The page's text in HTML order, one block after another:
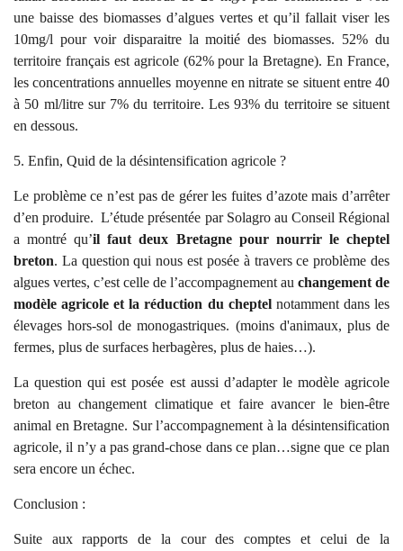
une baisse des biomasses d’algues vertes et qu’il fallait viser les
10mg/l pour voir disparaitre la moitié des biomasses. 52% du
territoire français est agricole (62% pour la Bretagne). En France,
les concentrations annuelles moyenne en nitrate se situent entre 40
à 50 ml/litre sur 7% du territoire. Les 93% du territoire se situent
en dessous.
5. Enfin, Quid de la désintensification agricole ?
Le problème ce n’est pas de gérer les fuites d’azote mais d’arrêter
d’en produire. L’étude présentée par Solagro au Conseil Régional
a montré qu’il faut deux Bretagne pour nourrir le cheptel
breton. La question qui nous est posée à travers ce problème des
algues vertes, c’est celle de l’accompagnement au changement de
modèle agricole et la réduction du cheptelnotamment dans les
élevages hors-sol de monogastriques. (moins d'animaux, plus de
fermes, plus de surfaces herbagères, plus de haies…).
La question qui est posée est aussi d’adapter le modèle agricole
breton au changement climatique et faire avancer le bien-être
animal en Bretagne. Sur l’accompagnement à la désintensification
agricole, il n’y a pas grand-chose dans ce plan…signe que ce plan
sera encore un échec.
Conclusion :
Suite aux rapports de la cour des comptes et celui de la